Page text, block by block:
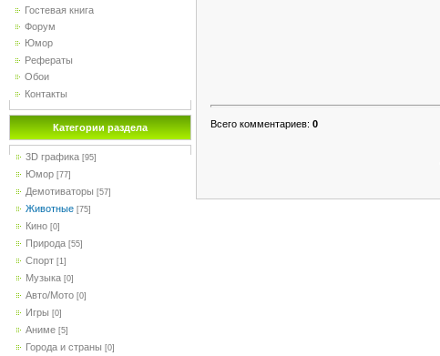
Гостевая книга
Форум
Юмор
Рефераты
Обои
Контакты
Категории раздела
3D графика [95]
Юмор [77]
Демотиваторы [57]
Животные [75]
Кино [0]
Природа [55]
Спорт [1]
Музыка [0]
Авто/Мото [0]
Игры [0]
Аниме [5]
Города и страны [0]
Всего комментариев: 0